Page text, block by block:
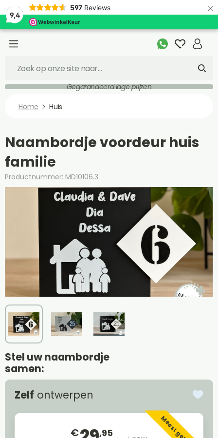
9,4
597 Reviews ×
Gegarandeerd lage prijzen
Home Huis
Naambordje voordeur huis
familie
Productnummer: MD10106.3
Stel uw naambordje
samen:
Zelf ontwerpen
€ ,95